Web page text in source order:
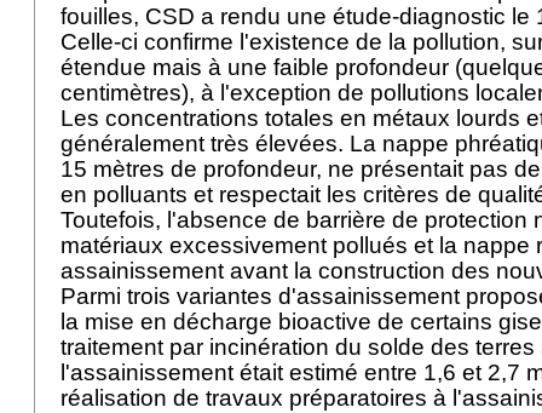
fouilles, CSD a rendu une étude-diagnostic le
Celle-ci confirme l'existence de la pollution,
étendue mais à une faible profondeur
centimètres), à l'exception de pollutions
Les concentrations totales en métaux lourds
généralement très élevées. La nappe
15 mètres de profondeur, ne présentait pas
en polluants et respectait les critères de
Toutefois, l'absence de barrière de protection
matériaux excessivement pollués et la nappe
assainissement avant la construction des
Parmi trois variantes d'assainissement
la mise en décharge bioactive de certains
traitement par incinération du solde des
l'assainissement était estimé entre 1,6 et 2,7
réalisation de travaux préparatoires à